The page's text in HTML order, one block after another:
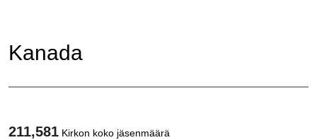
Kanada
211,581 Kirkon koko jäsenmäärä